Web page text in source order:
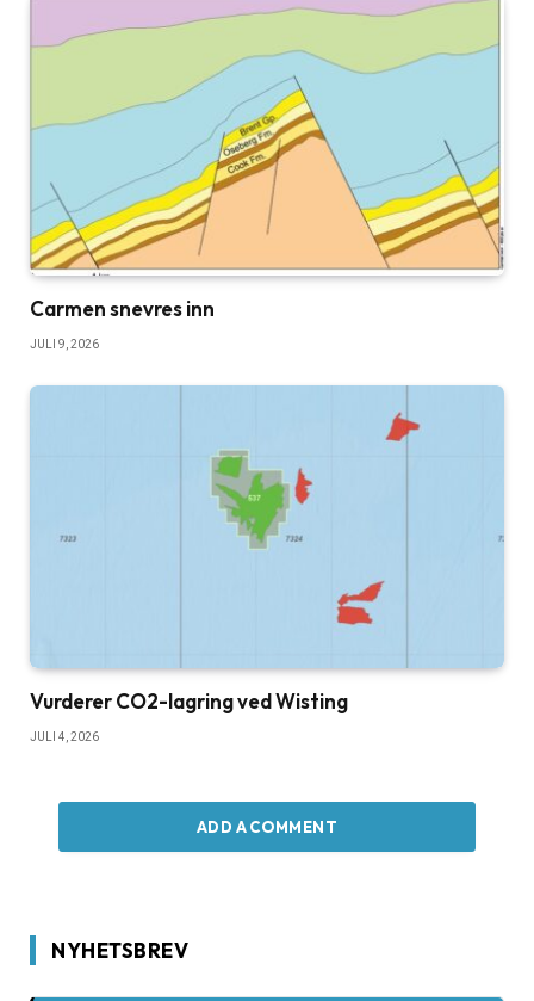
Carmen snevres inn
JULI 9, 2026
Vurderer CO2-lagring ved Wisting
JULI 4, 2026
ADD A COMMENT
NYHETSBREV